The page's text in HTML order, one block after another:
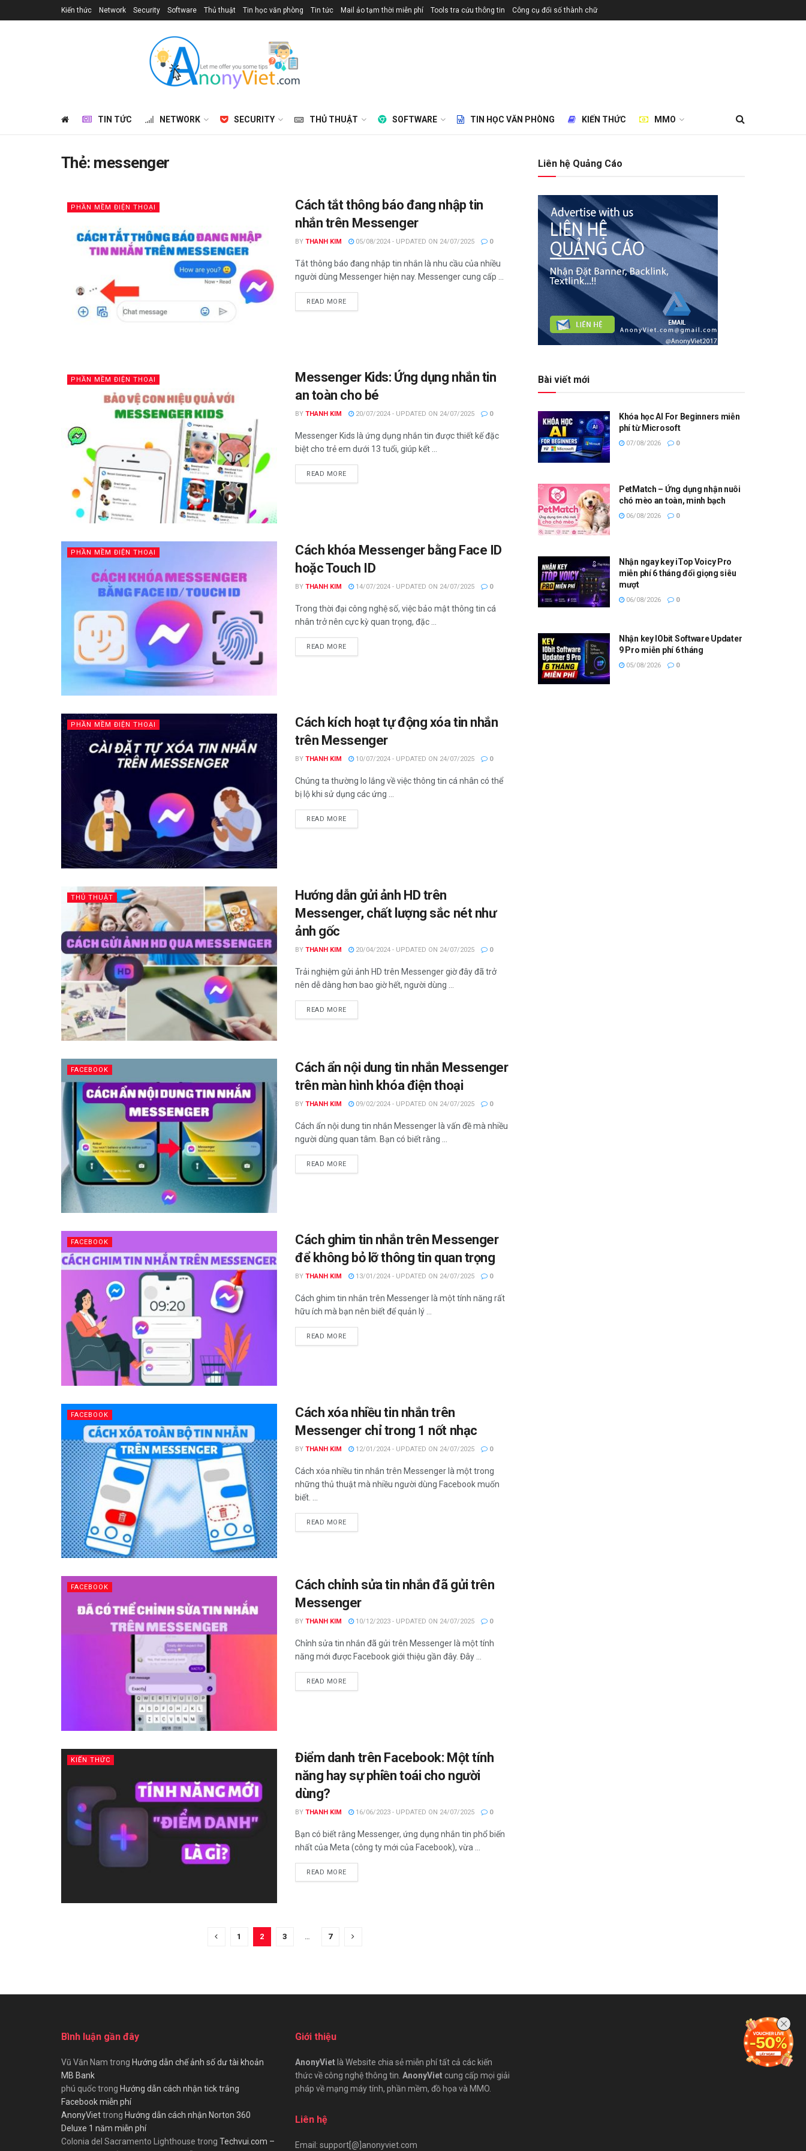
Kiến thức Network Security Software Thủ thuật Tin học văn phòng Tin tức Mail ảo tạm thời miễn phí Tools tra cứu thông tin Công cụ đổi số thành chữ
TIN TỨC NETWORK SECURITY THỦ THUẬT SOFTWARE TIN HỌC VĂN PHÒNG KIẾN THỨC MMO
Thẻ: messenger
PHẦN MỀM ĐIỆN THOẠI
Cách tắt thông báo đang nhập tin
nhắn trên Messenger
BY THANH KIM 05/08/2024 - UPDATED ON 24/07/2025 0
Tắt thông báo đang nhập tin nhắn là nhu cầu của nhiều
người dùng Messenger hiện nay. Messenger cung cấp ...
READ MOREDETAILS
PHẦN MỀM ĐIỆN THOẠI
Messenger Kids: Ứng dụng nhắn tin
an toàn cho bé
BY THANH KIM 20/07/2024 - UPDATED ON 24/07/2025 0
Messenger Kids là ứng dụng nhắn tin được thiết kế đặc
biệt cho trẻ em dưới 13 tuổi, giúp kết ...
READ MOREDETAILS
PHẦN MỀM ĐIỆN THOẠI
Cách khóa Messenger bằng Face ID
hoặc Touch ID
BY THANH KIM 14/07/2024 - UPDATED ON 24/07/2025 0
Trong thời đại công nghệ số, việc bảo mật thông tin cá
nhân trở nên cực kỳ quan trọng, đặc ...
READ MOREDETAILS
PHẦN MỀM ĐIỆN THOẠI
Cách kích hoạt tự động xóa tin nhắn
trên Messenger
BY THANH KIM 10/07/2024 - UPDATED ON 24/07/2025 0
Chúng ta thường lo lắng về việc thông tin cá nhân có thể
bị lộ khi sử dụng các ứng ...
READ MOREDETAILS
THỦ THUẬT
Hướng dẫn gửi ảnh HD trên
Messenger, chất lượng sắc nét như
ảnh gốc
BY THANH KIM 20/04/2024 - UPDATED ON 24/07/2025 0
Trải nghiệm gửi ảnh HD trên Messenger giờ đây đã trở
nên dễ dàng hơn bao giờ hết, người dùng ...
READ MOREDETAILS
FACEBOOK
Cách ẩn nội dung tin nhắn Messenger
trên màn hình khóa điện thoại
BY THANH KIM 09/02/2024 - UPDATED ON 24/07/2025 0
Cách ẩn nội dung tin nhắn Messenger là vấn đề mà nhiều
người dùng quan tâm. Bạn có biết rằng ...
READ MOREDETAILS
FACEBOOK
Cách ghim tin nhắn trên Messenger
để không bỏ lỡ thông tin quan trọng
BY THANH KIM 13/01/2024 - UPDATED ON 24/07/2025 0
Cách ghim tin nhắn trên Messenger là một tính năng rất
hữu ích mà bạn nên biết để quản lý ...
READ MOREDETAILS
FACEBOOK
Cách xóa nhiều tin nhắn trên
Messenger chỉ trong 1 nốt nhạc
BY THANH KIM 12/01/2024 - UPDATED ON 24/07/2025 0
Cách xóa nhiều tin nhắn trên Messenger là một trong
những thủ thuật mà nhiều người dùng Facebook muốn
biết. ...
READ MOREDETAILS
FACEBOOK
Cách chỉnh sửa tin nhắn đã gửi trên
Messenger
BY THANH KIM 10/12/2023 - UPDATED ON 24/07/2025 0
Chỉnh sửa tin nhắn đã gửi trên Messenger là một tính
năng mới được Facebook giới thiệu gần đây. Đây ...
READ MOREDETAILS
KIẾN THỨC
Điểm danh trên Facebook: Một tính
năng hay sự phiền toái cho người
dùng?
BY THANH KIM 16/06/2023 - UPDATED ON 24/07/2025 0
Bạn có biết rằng Messenger, ứng dụng nhắn tin phổ biến
nhất của Meta (công ty mới của Facebook), vừa ...
READ MOREDETAILS
1 2 3 7
Liên hệ Quảng Cáo
Bài viết mới
Khóa học AI For Beginners miễn
phí từ Microsoft
07/08/2026 0
PetMatch – Ứng dụng nhận nuôi
chó mèo an toàn, minh bạch
06/08/2026 0
Nhận ngay key iTop Voicy Pro
miễn phí 6 tháng đổi giọng siêu
mượt
06/08/2026 0
Nhận key IObit Software Updater
9 Pro miễn phí 6 tháng
05/08/2026 0
Bình luận gần đây
Vũ Văn Nam trong Hướng dẫn chế ảnh số dư tài khoản
MB Bank
phú quốctrong Hướng dẫn cách nhận tick trắng
Facebook miễn phí
AnonyViettrong Hướng dẫn cách nhận Norton 360
Deluxe 1 năm miễn phí
Colonia del Sacramento Lighthouse trong Techvui.com –
Giới thiệu
AnonyViet là Website chia sẻ miễn phí tất cả các kiến
thức về công nghệ thông tin. AnonyViet cung cấp mọi giải
pháp về mạng máy tính, phần mềm, đồ họa và MMO.
Liên hệ
Email: support[@]anonyviet.com